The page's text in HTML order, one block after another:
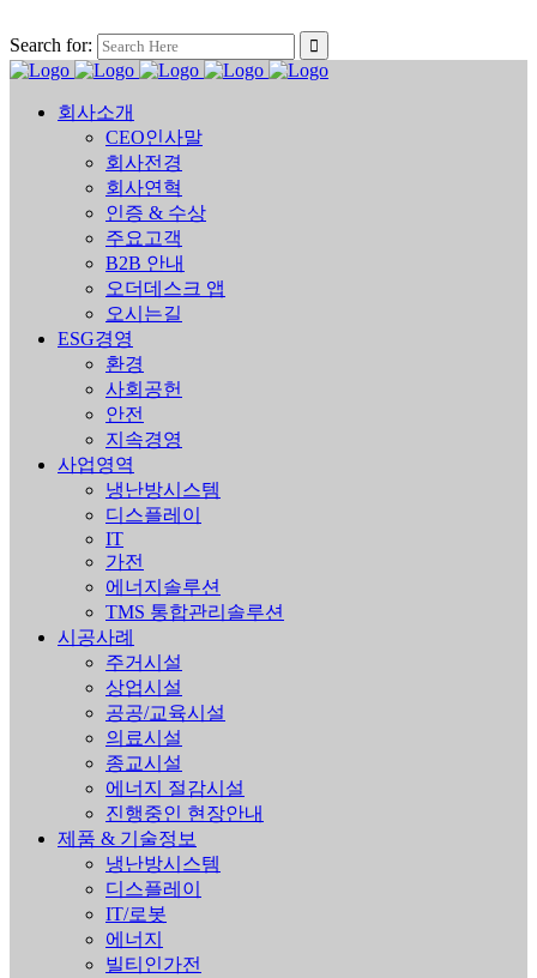
Search for:
회사소개
CEO인사말
회사전경
회사연혁
인증 & 수상
주요고객
B2B 안내
오더데스크 앱
오시는길
ESG경영
환경
사회공헌
안전
지속경영
사업영역
냉난방시스템
디스플레이
IT
가전
에너지솔루션
TMS 통합관리솔루션
시공사례
주거시설
상업시설
공공/교육시설
의료시설
종교시설
에너지 절감시설
진행중인 현장안내
제품 & 기술정보
냉난방시스템
디스플레이
IT/로봇
에너지
빌티인가전